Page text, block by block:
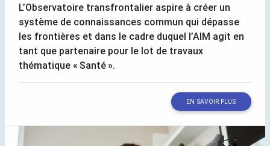
L’Observatoire transfrontalier aspire à créer un
système de connaissances commun qui dépasse
les frontières et dans le cadre duquel l’AIM agit en
tant que partenaire pour le lot de travaux
thématique « Santé ».
EN SAVOIR PLUS